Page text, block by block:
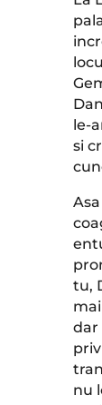
le-
si
tu,
dar
nu